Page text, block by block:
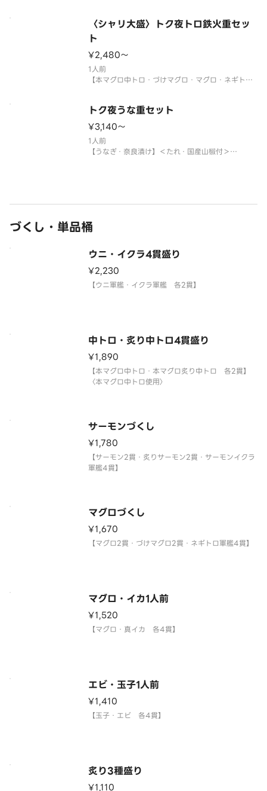
※酢飯を使用しています。
※年末年始・お盆期間中は販売をお休みさせていた
だく場合がございます。
サイドメニューは下記よりお選
〈シャリ大盛〉トク夜トロ鉄火重セッ
ト
¥2,480〜
1人前
【本マグロ中トロ・づけマグロ・マグロ・ネギト
〈わさび付〉
※酢飯を使用しています。
※年末年始・お盆期間中は販売をお休みさせていた
だく場合がございます。
トク夜うな重セット
¥3,140〜
1人前
【うなぎ・奈良漬け】＜たれ・国産山椒付＞
※〈カップ赤だし（あさり）〉は、お湯をご用意く
※うなぎには小骨が多く入っている場合
づくし・単品桶
ウニ・イクラ4貫盛り
¥2,230
【ウニ軍艦・イクラ軍艦 各2貫】
中トロ・炙り中トロ4貫盛り
¥1,890
【本マグロ中トロ・本マグロ炙り中トロ 各2貫】
〈本マグロ中トロ使用〉
サーモンづくし
¥1,780
【サーモン2貫・炙りサーモン2貫・サーモンイクラ
軍艦4貫】
マグロづくし
¥1,670
【マグロ2貫・づけマグロ2貫・ネギトロ軍艦4貫】
マグロ・イカ1人前
¥1,520
【マグロ・真イカ 各4貫】
エビ・玉子1人前
¥1,410
【玉子・エビ 各4貫】
炙り3種盛り
¥1,110